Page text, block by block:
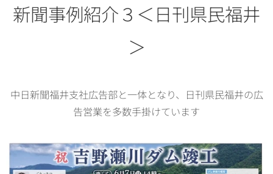
新聞事例紹介３＜日刊県民福井
＞
中日新聞福井支社広告部と一体となり、日刊県民福井の広
告営業を多数手掛けています